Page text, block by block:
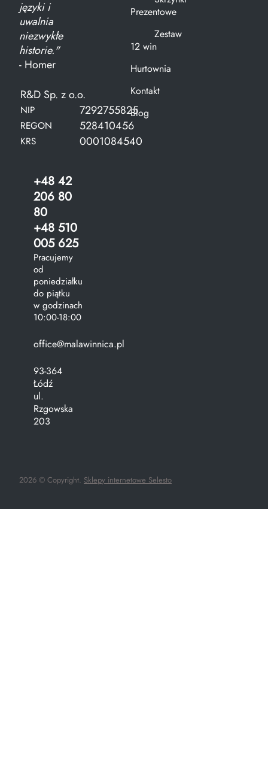
języki i
uwalnia
niezwykłe
historie."
- Homer
R&D Sp. z o.o.
NIP 7292755825
REGON 528410456
KRS 0001084540
+48 42
206 80
80
+48 510
005 625
Pracujemy
od
poniedziałku
do piątku
w godzinach
10:00-18:00
office@malawinnica.pl
93-364
Łódź
ul.
Rzgowska
203
Prezentowe
Zestaw
12 win
Hurtownia
Kontakt
Blog
2026 © Copyright. Sklepy internetowe Selesto